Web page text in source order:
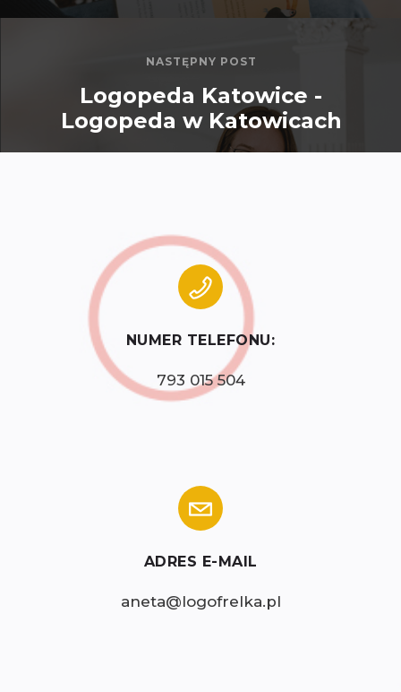
NASTĘPNY POST
Logopeda Katowice -
Logopeda w Katowicach
NUMER TELEFONU:
793 015 504
ADRES E-MAIL
aneta@logofrelka.pl